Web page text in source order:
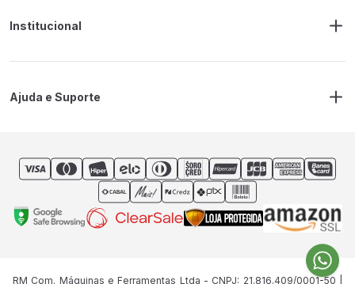
Institucional
Politica de Privacidade
Ajuda e Suporte
RM Com. Máquinas e Ferramentas Ltda - CNPJ: 21.816.409/0001-50 |